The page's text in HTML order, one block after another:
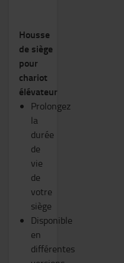
Housse
de siège
pour
chariot
élévateur
Prolongez
la
durée
de
vie
de
votre
siège
Disponible
en
différentes